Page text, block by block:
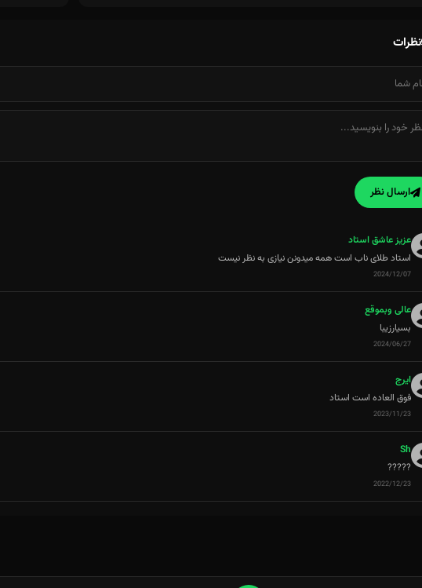
نظرات
ارسال نظر
عزیز عاشق استاد
استاد طلای ناب است همه میدونن نیازی به نظر نیست
2024/12/07
عالی وبموقع
بسیارزیبا
2024/06/27
ایرج
فوق العاده است استاد
2023/11/23
Sh
?????
2022/12/23